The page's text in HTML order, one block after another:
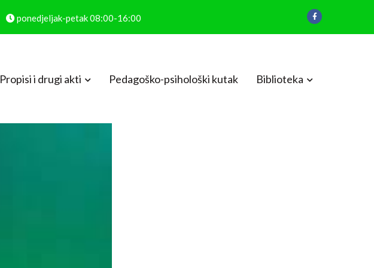
ponedjeljak-petak 08:00-16:00
Propisi i drugi akti Pedagoško-psihološki kutak Biblioteka